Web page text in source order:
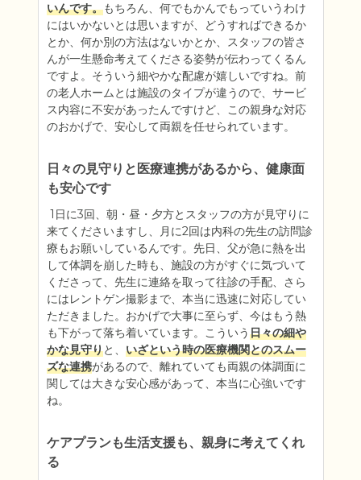
いんです。もちろん、何でもかんでもっていうわけ
にはいかないとは思いますが、どうすればできるか
とか、何か別の方法はないかとか、スタッフの皆さ
んが一生懸命考えてくださる姿勢が伝わってくるん
ですよ。そういう細やかな配慮が嬉しいですね。前
の老人ホームとは施設のタイプが違うので、サービ
ス内容に不安があったんですけど、この親身な対応
のおかげで、安心して両親を任せられています。
日々の見守りと医療連携があるから、健康面
も安心です
来てくださいますし、月に2回は内科の先生の訪問診
療もお願いしているんです。先日、父が急に熱を出
して体調を崩した時も、施設の方がすぐに気づいて
くださって、先生に連絡を取って往診の手配、さら
にはレントゲン撮影まで、本当に迅速に対応してい
ただきました。おかげで大事に至らず、今はもう熱
も下がって落ち着いています。こういう日々の細や
かな見守りと、 いざという時の医療機関とのスムー
ズな連携があるので、離れていても両親の体調面に
関しては大きな安心感があって、本当に心強いです
ケアプランも生活支援も、親身に考えてくれ
る